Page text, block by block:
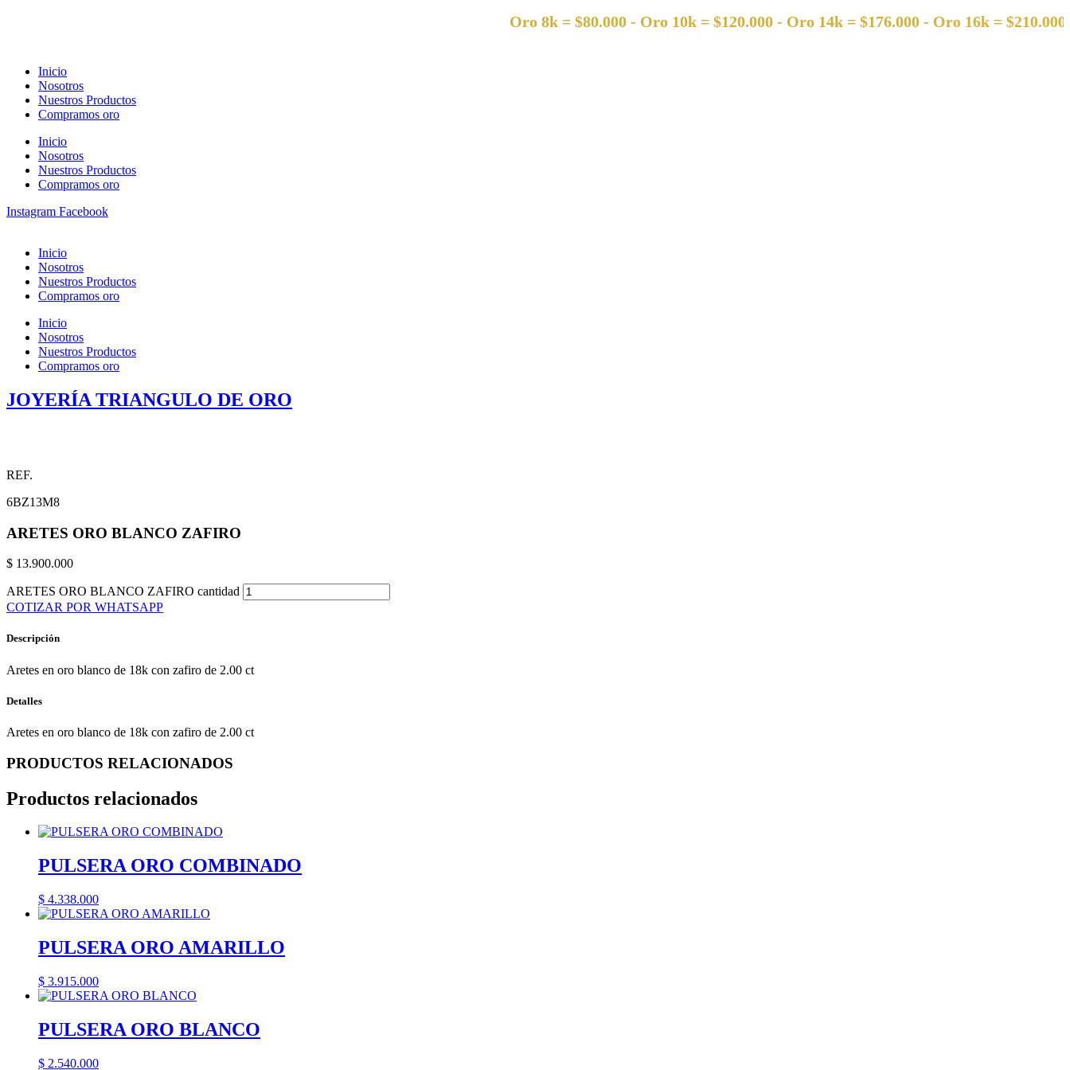
Oro 8k = $80.000 - Oro 10k = $120.000 - Oro 14k = $176.000 - Oro 16k = $210.000 -
Inicio
Nosotros
Nuestros Productos
Compramos oro
Inicio
Nosotros
Nuestros Productos
Compramos oro
Instagram Facebook
Inicio
Nosotros
Nuestros Productos
Compramos oro
Inicio
Nosotros
Nuestros Productos
Compramos oro
JOYERÍA TRIANGULO DE ORO
REF.
6BZ13M8
ARETES ORO BLANCO ZAFIRO
$ 13.900.000
ARETES ORO BLANCO ZAFIRO cantidad
COTIZAR POR WHATSAPP
Descripción
Aretes en oro blanco de 18k con zafiro de 2.00 ct
Detalles
Aretes en oro blanco de 18k con zafiro de 2.00 ct
PRODUCTOS RELACIONADOS
Productos relacionados
PULSERA ORO COMBINADO
$ 4.338.000
PULSERA ORO AMARILLO
$ 3.915.000
PULSERA ORO BLANCO
$ 2.540.000